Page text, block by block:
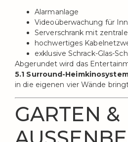
Alarmanlage
Videoüberwachung für
Serverschrank mit
hochwertiges
exklusive Schrack-Glas-
Abgerundet wird das
5.1 Surround-
in die eigenen vier Wände
GARTEN &